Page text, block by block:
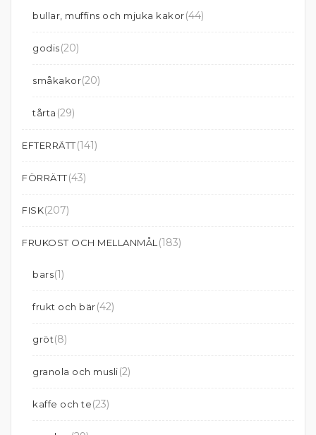
bullar, muffins och mjuka kakor(44)
godis(20)
småkakor(20)
tårta (29)
EFTERRÄTT(141)
FÖRRÄTT(43)
FISK(207)
FRUKOST OCH MELLANMÅL (183)
bars(1)
frukt och bär(42)
gröt(8)
granola och musli(2)
kaffe och te(23)